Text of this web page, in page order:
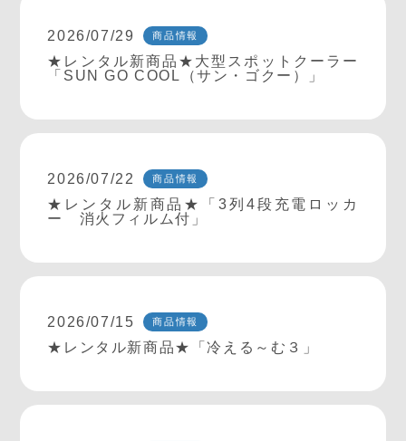
2026/07/29 商品情報
★レンタル新商品★大型スポットクーラー
「SUN GO COOL（サン・ゴクー）」
2026/07/22 商品情報
★レンタル新商品★「3列4段充電ロッカ
ー 消火フィルム付」
2026/07/15 商品情報
★レンタル新商品★「冷える～む３」